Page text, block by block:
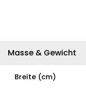
Masse & Gewicht
Breite (cm)